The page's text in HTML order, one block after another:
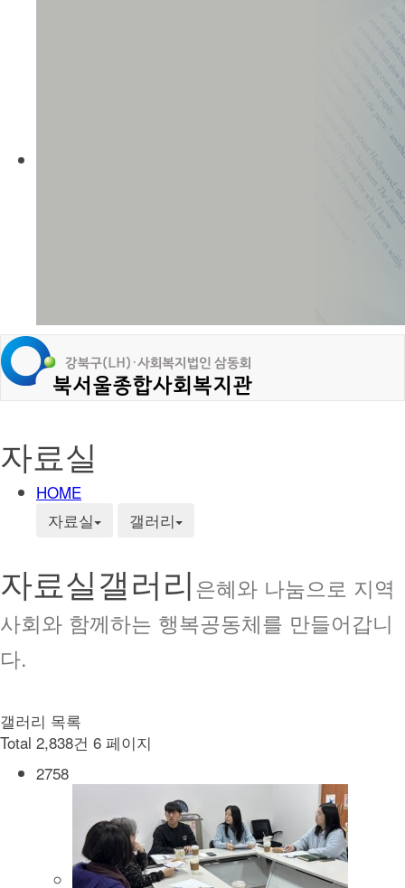
자료실
HOME
자료실
갤러리
자료실갤러리은혜와 나눔으로 지역
사회와 함께하는 행복공동체를 만들어갑니
다.
갤러리 목록
Total 2,838건 6 페이지
2758